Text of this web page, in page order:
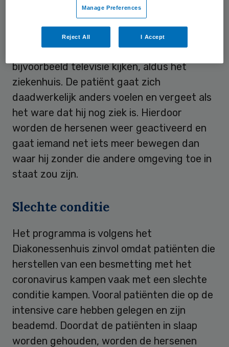
Doordat de VR-bril de buitenwereld volledig
afschermt reageren de hersenen alsof je
ook echt in die andere omgeving bent.
Daarmee is de beleving sterker dan bij
bijvoorbeeld televisie kijken, aldus het
ziekenhuis. De patiënt gaat zich
daadwerkelijk anders voelen en vergeet als
het ware dat hij nog ziek is. Hierdoor
worden de hersenen weer geactiveerd en
gaat iemand net iets meer bewegen dan
waar hij zonder die andere omgeving toe in
staat zou zijn.
Slechte conditie
Het programma is volgens het
Diakonessenhuis zinvol omdat patiënten die
herstellen van een besmetting met het
coronavirus kampen vaak met een slechte
conditie kampen. Vooral patiënten die op de
intensive care hebben gelegen en zijn
beademd. Doordat de patiënten in slaap
worden gehouden, worden de hersenen
Manage Preferences
Reject All I Accept